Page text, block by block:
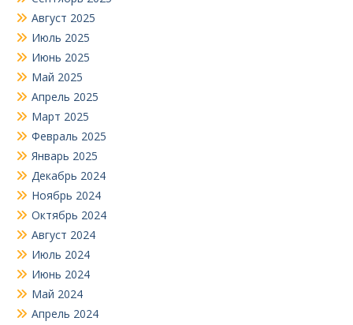
Август 2025
Июль 2025
Июнь 2025
Май 2025
Апрель 2025
Март 2025
Февраль 2025
Январь 2025
Декабрь 2024
Ноябрь 2024
Октябрь 2024
Август 2024
Июль 2024
Июнь 2024
Май 2024
Апрель 2024